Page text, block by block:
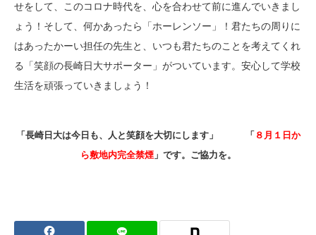
せをして、このコロナ時代を、心を合わせて前に進んでいきまし
ょう！そして、何かあったら「ホーレンソー」！君たちの周りに
はあったかーい担任の先生と、いつも君たちのことを考えてくれ
る「笑顔の長崎日大サポーター」がついています。安心して学校
生活を頑張っていきましょう！
「長崎日大は今日も、人と笑顔を大切にします」 「 ８月１日か
ら敷地内完全禁煙」です。ご協力を。